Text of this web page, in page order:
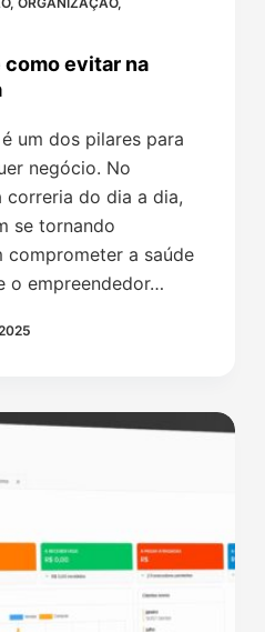
como evitar na
um dos pilares para
negócio. No
correria do dia a dia,
se tornando
comprometer a saúde
o empreendedor…